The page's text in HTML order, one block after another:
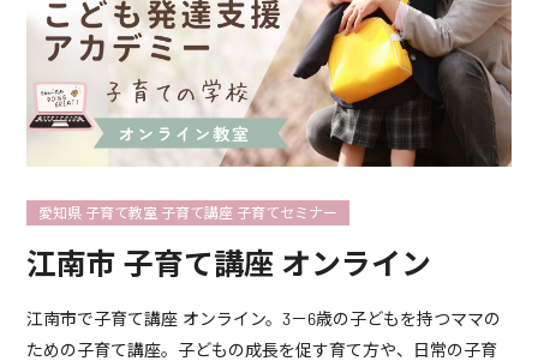
江南市 子育て講座 オンライン
江南市で子育て講座 オンライン。3－6歳の子どもを持つママの
ための子育て講座。子どもの成長を促す育て方や、日常の子育
愛知県 子育て教室 子育て講座 子育てセミナー